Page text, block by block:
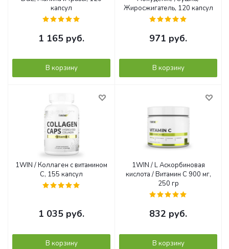
капсул
1 165 руб.
В корзину
Жиросжигатель, 120 капсул
971 руб.
В корзину
1WIN / Коллаген с витамином
С, 155 капсул
1 035 руб.
В корзину
1WIN / L Аскорбиновая
кислота / Витамин C 900 мг,
250 гр
832 руб.
В корзину